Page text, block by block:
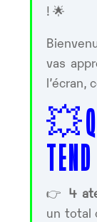
! 🌟
vas
l’écran,
💥
T E N
👉 4
un total